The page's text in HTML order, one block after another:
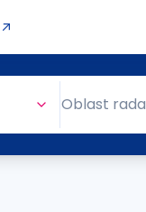
Oblast rada